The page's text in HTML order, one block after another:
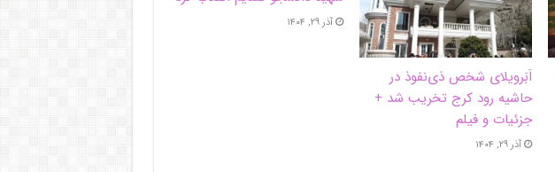
اَبَر‌ویلای شخص ذی‌نفوذ در
حاشیه‌ رود کرج تخریب شد +
جزئیات و فیلم
آذر ۲۹, ۱۴۰۴
آذر ۲۹, ۱۴۰۴